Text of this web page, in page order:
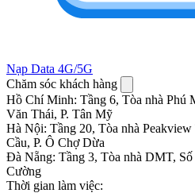
Nạp Data 4G/5G
Chăm sóc khách hàng
Hồ Chí Minh: Tầng 6, Tòa nhà Phú
Văn Thái, P. Tân Mỹ
Hà Nội: Tầng 20, Tòa nhà
Cầu, P. Ô Chợ Dừa
Đà Nẵng: Tầng 3, Tòa nhà DMT,
Cường
Thời gian làm việc: